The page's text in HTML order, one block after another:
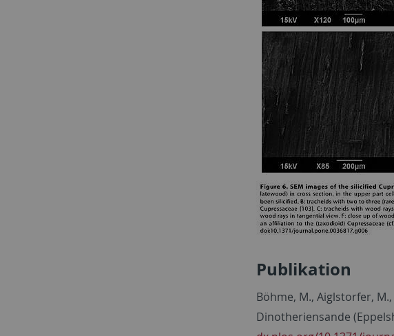
Publikation
Böhme, M., Aiglstorfer,
Dinotheriensande